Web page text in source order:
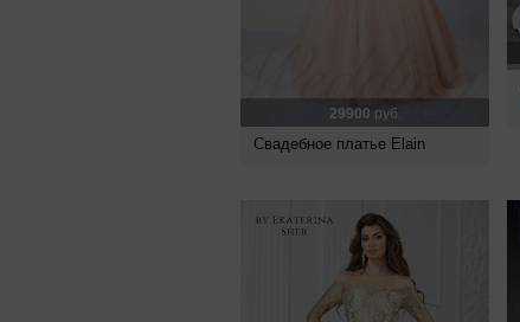
29900 руб.
Свадебное платье Elain